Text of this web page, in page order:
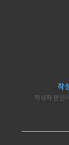
작
작성자 본인